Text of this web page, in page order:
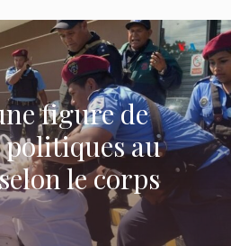
figure de
au
le corps